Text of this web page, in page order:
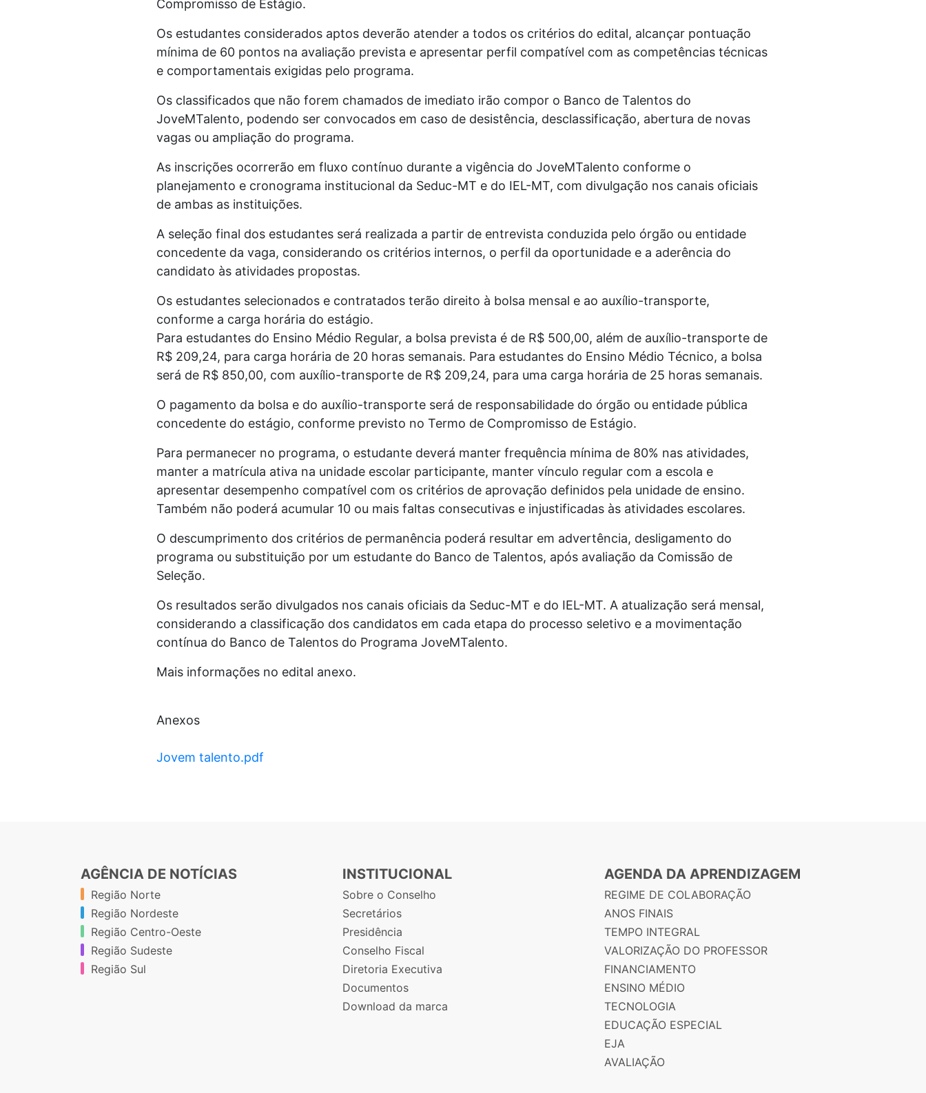
Compromisso de Estágio.
Os estudantes considerados aptos deverão atender a todos os critérios do edital, alcançar pontuação
mínima de 60 pontos na avaliação prevista e apresentar perfil compatível com as competências técnicas
e comportamentais exigidas pelo programa.
Os classificados que não forem chamados de imediato irão compor o Banco de Talentos do
JoveMTalento, podendo ser convocados em caso de desistência, desclassificação, abertura de novas
vagas ou ampliação do programa.
As inscrições ocorrerão em fluxo contínuo durante a vigência do JoveMTalento conforme o
planejamento e cronograma institucional da Seduc-MT e do IEL-MT, com divulgação nos canais oficiais
de ambas as instituições.
A seleção final dos estudantes será realizada a partir de entrevista conduzida pelo órgão ou entidade
concedente da vaga, considerando os critérios internos, o perfil da oportunidade e a aderência do
candidato às atividades propostas.
Os estudantes selecionados e contratados terão direito à bolsa mensal e ao auxílio-transporte,
conforme a carga horária do estágio.
Para estudantes do Ensino Médio Regular, a bolsa prevista é de R$ 500,00, além de auxílio-transporte de
R$ 209,24, para carga horária de 20 horas semanais. Para estudantes do Ensino Médio Técnico, a bolsa
será de R$ 850,00, com auxílio-transporte de R$ 209,24, para uma carga horária de 25 horas semanais.
O pagamento da bolsa e do auxílio-transporte será de responsabilidade do órgão ou entidade pública
concedente do estágio, conforme previsto no Termo de Compromisso de Estágio.
Para permanecer no programa, o estudante deverá manter frequência mínima de 80% nas atividades,
manter a matrícula ativa na unidade escolar participante, manter vínculo regular com a escola e
apresentar desempenho compatível com os critérios de aprovação definidos pela unidade de ensino.
Também não poderá acumular 10 ou mais faltas consecutivas e injustificadas às atividades escolares.
O descumprimento dos critérios de permanência poderá resultar em advertência, desligamento do
programa ou substituição por um estudante do Banco de Talentos, após avaliação da Comissão de
Seleção.
Os resultados serão divulgados nos canais oficiais da Seduc-MT e do IEL-MT. A atualização será mensal,
considerando a classificação dos candidatos em cada etapa do processo seletivo e a movimentação
contínua do Banco de Talentos do Programa JoveMTalento.
Mais informações no edital anexo.
Anexos
Jovem talento.pdf
AGÊNCIA DE NOTÍCIAS
Região Norte
Região Nordeste
Região Centro-Oeste
Região Sudeste
Região Sul
INSTITUCIONAL
Sobre o Conselho
Secretários
Presidência
Conselho Fiscal
Diretoria Executiva
Documentos
Download da marca
AGENDA DA APRENDIZAGEM
REGIME DE COLABORAÇÃO
ANOS FINAIS
TEMPO INTEGRAL
VALORIZAÇÃO DO PROFESSOR
FINANCIAMENTO
ENSINO MÉDIO
TECNOLOGIA
EDUCAÇÃO ESPECIAL
EJA
AVALIAÇÃO